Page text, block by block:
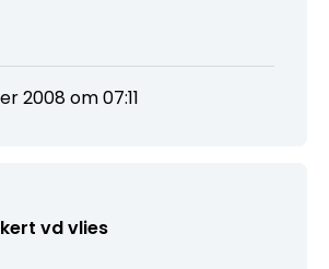
2008 om 07:11
vd vlies